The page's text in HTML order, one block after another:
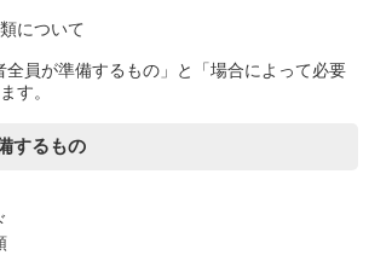
について
全員が準備するもの」と「場合によって必要
す。
するもの